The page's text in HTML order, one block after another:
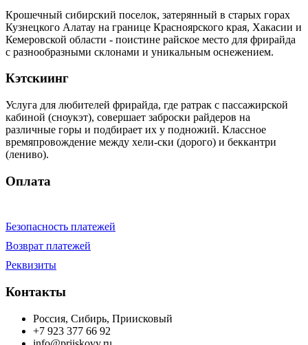
Крошечный сибирский поселок, затерянный в старых горах
Кузнецкого Алатау на границе Красноярского края, Хакасии и
Кемеровской области - поистине райское место для фрирайда
с разнообразными склонами и уникальным оснежением.
Кэтскиинг
Услуга для любителей фрирайда, где ратрак с пассажирской
кабиной (сноукэт), совершает заброски райдеров на
различные горы и подбирает их у подножий. Классное
времяпровождение между хели-ски (дорого) и беккантри
(лениво).
Оплата
Безопасность платежей
Возврат платежей
Реквизиты
Контакты
Россия, Сибирь, Приисковый
+7 923 377 66 92